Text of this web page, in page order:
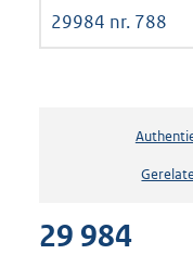
29984 nr. 788
29 984